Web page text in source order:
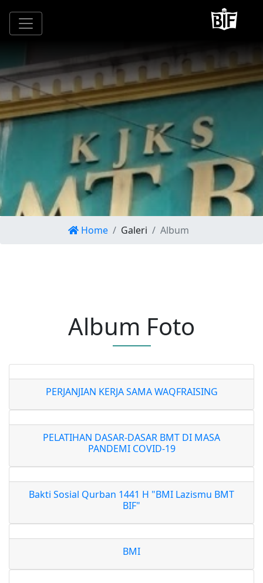
Home Galeri Album
Album Foto
PERJANJIAN KERJA SAMA WAQFRAISING
PELATIHAN DASAR-DASAR BMT DI MASA
PANDEMI COVID-19
Bakti Sosial Qurban 1441 H "BMI Lazismu BMT
BIF"
BMI